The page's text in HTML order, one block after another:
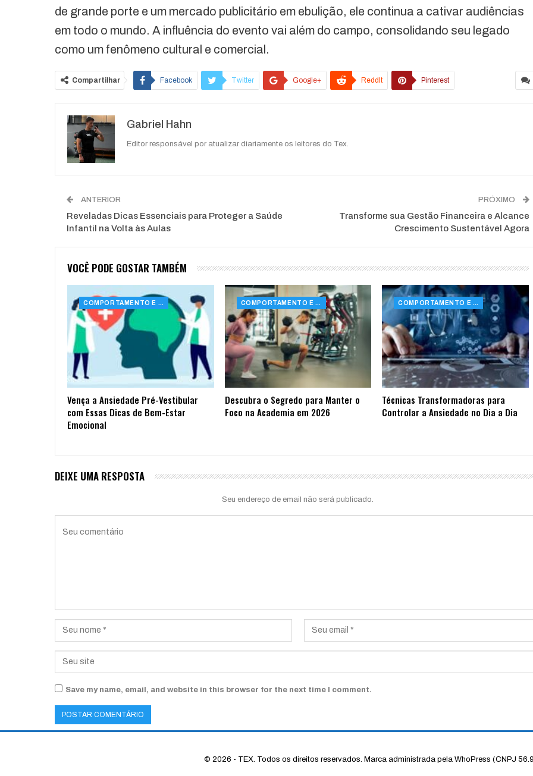
de grande porte e um mercado publicitário em ebulição, ele continua a cativar audiências
em todo o mundo. A influência do evento vai além do campo, consolidando seu legado
como um fenômeno cultural e comercial.
Compartilhar Facebook Twitter Google+ ReddIt Pinterest
Gabriel Hahn
Editor responsável por atualizar diariamente os leitores do Tex.
ANTERIOR
Reveladas Dicas Essenciais para Proteger a Saúde
Infantil na Volta às Aulas
PRÓXIMO
Transforme sua Gestão Financeira e Alcance
Crescimento Sustentável Agora
VOCÊ PODE GOSTAR TAMBÉM
COMPORTAMENTO E SAÚDE
Vença a Ansiedade Pré-Vestibular
com Essas Dicas de Bem-Estar
Emocional
COMPORTAMENTO E SAÚDE
Descubra o Segredo para Manter o
Foco na Academia em 2026
COMPORTAMENTO E SAÚDE
Técnicas Transformadoras para
Controlar a Ansiedade no Dia a Dia
DEIXE UMA RESPOSTA
Seu endereço de email não será publicado.
Save my name, email, and website in this browser for the next time I comment.
© 2026 - TEX. Todos os direitos reservados. Marca administrada pela WhoPress (CNPJ